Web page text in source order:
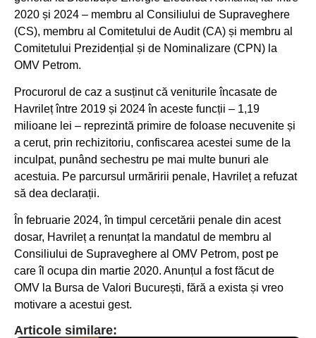
2020 și 2024 – membru al Consiliului de Supraveghere
(CS), membru al Comitetului de Audit (CA) și membru al
Comitetului Prezidențial și de Nominalizare (CPN) la
OMV Petrom.
Procurorul de caz a susținut că veniturile încasate de
Havrileț între 2019 și 2024 în aceste funcții – 1,19
milioane lei – reprezintă primire de foloase necuvenite și
a cerut, prin rechizitoriu, confiscarea acestei sume de la
inculpat, punând sechestru pe mai multe bunuri ale
acestuia. Pe parcursul urmăririi penale, Havrileț a refuzat
să dea declarații.
În februarie 2024, în timpul cercetării penale din acest
dosar, Havrileț a renunțat la mandatul de membru al
Consiliului de Supraveghere al OMV Petrom, post pe
care îl ocupa din martie 2020. Anunțul a fost făcut de
OMV la Bursa de Valori București, fără a exista și vreo
motivare a acestui gest.
Articole similare: